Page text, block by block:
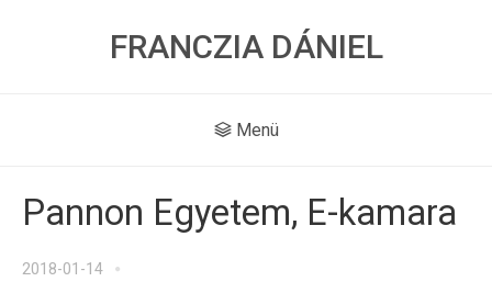
FRANCZIA DÁNIEL
Menü
Pannon Egyetem, E-kamara
2018-01-14